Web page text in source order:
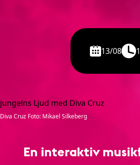
13/08
Diva Cruz Foto: Mikael Silkeberg
En interaktiv